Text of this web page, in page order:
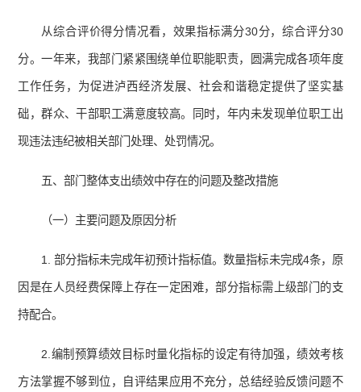
从综合评价得分情况看，效果指标满分30分，综合评分30
分。一年来，我部门紧紧围绕单位职能职责，圆满完成各项年度
工作任务，为促进泸西经济发展、社会和谐稳定提供了坚实基
础，群众、干部职工满意度较高。同时，年内未发现单位职工出
现违法违纪被相关部门处理、处罚情况。
五、部门整体支出绩效中存在的问题及整改措施
（一）主要问题及原因分析
1. 部分指标未完成年初预计指标值。数量指标未完成4条，原
因是在人员经费保障上存在一定困难，部分指标需上级部门的支
持配合。
2.编制预算绩效目标时量化指标的设定有待加强，绩效考核
方法掌握不够到位，自评结果应用不充分，总结经验反馈问题不